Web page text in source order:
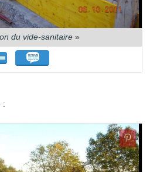
du vide-sanitaire »
: